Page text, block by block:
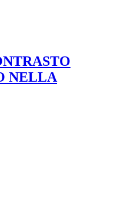
NELLA